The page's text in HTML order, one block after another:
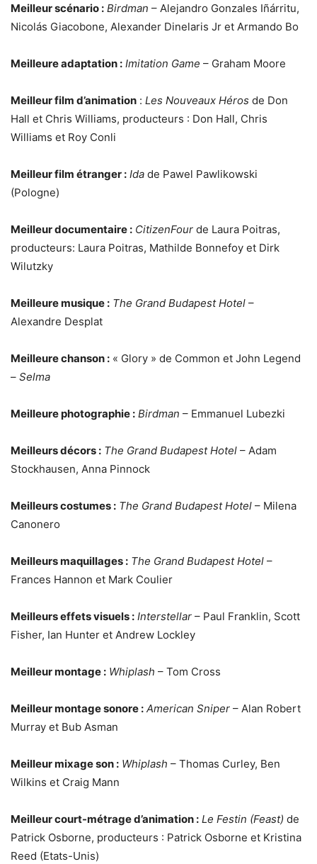
Meilleur scénario : Birdman – Alejandro Gonzales Iñárritu,
Nicolás Giacobone, Alexander Dinelaris Jr et Armando Bo
Meilleure adaptation : Imitation Game – Graham Moore
Meilleur film d’animation : Les Nouveaux Héros de Don
Hall et Chris Williams, producteurs : Don Hall, Chris
Williams et Roy Conli
Meilleur film étranger : Ida de Pawel Pawlikowski
(Pologne)
Meilleur documentaire : CitizenFour de Laura Poitras,
producteurs: Laura Poitras, Mathilde Bonnefoy et Dirk
Wilutzky
Meilleure musique : The Grand Budapest Hotel –
Alexandre Desplat
Meilleure chanson : « Glory » de Common et John Legend
– Selma
Meilleure photographie : Birdman – Emmanuel Lubezki
Meilleurs décors : The Grand Budapest Hotel – Adam
Stockhausen, Anna Pinnock
Meilleurs costumes : The Grand Budapest Hotel – Milena
Canonero
Meilleurs maquillages : The Grand Budapest Hotel –
Frances Hannon et Mark Coulier
Meilleurs effets visuels : Interstellar – Paul Franklin, Scott
Fisher, Ian Hunter et Andrew Lockley
Meilleur montage : Whiplash – Tom Cross
Meilleur montage sonore : American Sniper – Alan Robert
Murray et Bub Asman
Meilleur mixage son : Whiplash – Thomas Curley, Ben
Wilkins et Craig Mann
Meilleur court-métrage d’animation : Le Festin (Feast) de
Patrick Osborne, producteurs : Patrick Osborne et Kristina
Reed (Etats-Unis)